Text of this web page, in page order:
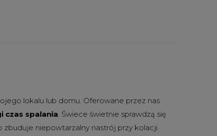
lokalu lub domu. Oferowane przez nas
czas spalania. Świece świetnie sprawdzą się
niepowtarzalny nastrój przy kolacji.